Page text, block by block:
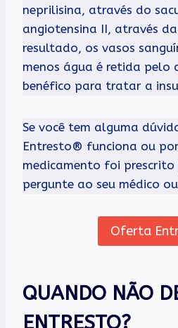
neprilisina, através do
angiotensina II, através
resultado, os vasos
menos água é retida pelo
benéfico para tratar a
Se você tem alguma
Entresto® funciona ou
medicamento foi prescrito
pergunte ao seu médico
Oferta
QUANDO NÃO
ENTRESTO?